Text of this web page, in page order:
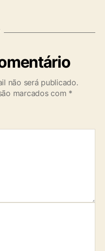
não será publicado.
marcados com *